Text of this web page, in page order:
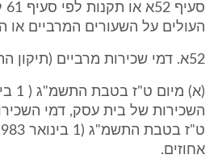
העולים על השעורים המרביים או
52א. דמי שכירות מרביים (תיקון התשמ"ג)
השכירות של בית עסק, דמי
אחוזים.